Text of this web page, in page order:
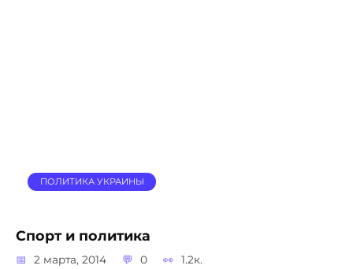
ПОЛИТИКА УКРАИНЫ
Спорт и политика
2 марта, 2014 0 1.2к.